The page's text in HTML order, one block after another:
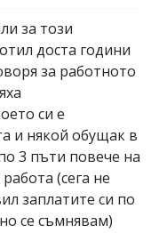
за този
доста години
за работното
си е
и някой обущак в
3 пъти повече на
(сега не
заплатите си по
се съмнявам)